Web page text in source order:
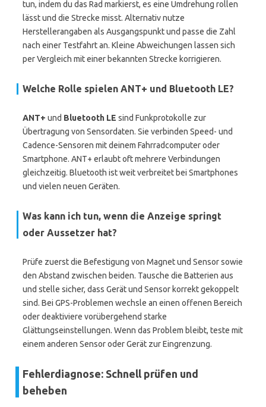
tun, indem du das Rad markierst, es eine Umdrehung rollen
lässt und die Strecke misst. Alternativ nutze
Herstellerangaben als Ausgangspunkt und passe die Zahl
nach einer Testfahrt an. Kleine Abweichungen lassen sich
per Vergleich mit einer bekannten Strecke korrigieren.
Welche Rolle spielen ANT+ und Bluetooth LE?
ANT+ und Bluetooth LE sind Funkprotokolle zur
Übertragung von Sensordaten. Sie verbinden Speed- und
Cadence-Sensoren mit deinem Fahrradcomputer oder
Smartphone. ANT+ erlaubt oft mehrere Verbindungen
gleichzeitig. Bluetooth ist weit verbreitet bei Smartphones
und vielen neuen Geräten.
Was kann ich tun, wenn die Anzeige springt
oder Aussetzer hat?
Prüfe zuerst die Befestigung von Magnet und Sensor sowie
den Abstand zwischen beiden. Tausche die Batterien aus
und stelle sicher, dass Gerät und Sensor korrekt gekoppelt
sind. Bei GPS-Problemen wechsle an einen offenen Bereich
oder deaktiviere vorübergehend starke
Glättungseinstellungen. Wenn das Problem bleibt, teste mit
einem anderen Sensor oder Gerät zur Eingrenzung.
Fehlerdiagnose: Schnell prüfen und
beheben